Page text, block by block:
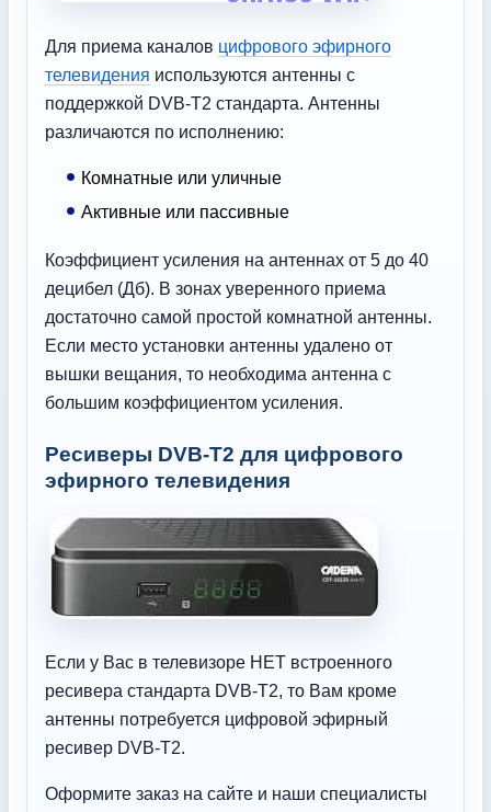
Для приема каналов цифрового эфирного
телевидения используются антенны с
поддержкой DVB-T2 стандарта. Антенны
различаются по исполнению:
Комнатные или уличные
Активные или пассивные
Коэффициент усиления на антеннах от 5 до 40
децибел (Дб). В зонах уверенного приема
достаточно самой простой комнатной антенны.
Если место установки антенны удалено от
вышки вещания, то необходима антенна с
большим коэффициентом усиления.
Ресиверы DVB-T2 для цифрового
эфирного телевидения
Если у Вас в телевизоре НЕТ встроенного
ресивера стандарта DVB-T2, то Вам кроме
антенны потребуется цифровой эфирный
ресивер DVB-T2.
Оформите заказ на сайте и наши специалисты